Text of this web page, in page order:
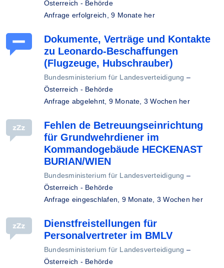
Österreich - Behörde
Anfrage erfolgreich,9 Monate her
Dokumente, Verträge und Kontakte
zu Leonardo-Beschaffungen
(Flugzeuge, Hubschrauber)
Bundesministerium für Landesverteidigung –
Österreich - Behörde
Anfrage abgelehnt, 9 Monate, 3 Wochen her
Fehlen de Betreuungseinrichtung
für Grundwehrdiener im
Kommandogebäude HECKENAST
BURIAN/WIEN
Bundesministerium für Landesverteidigung –
Österreich - Behörde
Anfrage eingeschlafen, 9 Monate, 3 Wochen her
Dienstfreistellungen für
Personalvertreter im BMLV
Bundesministerium für Landesverteidigung –
Österreich - Behörde